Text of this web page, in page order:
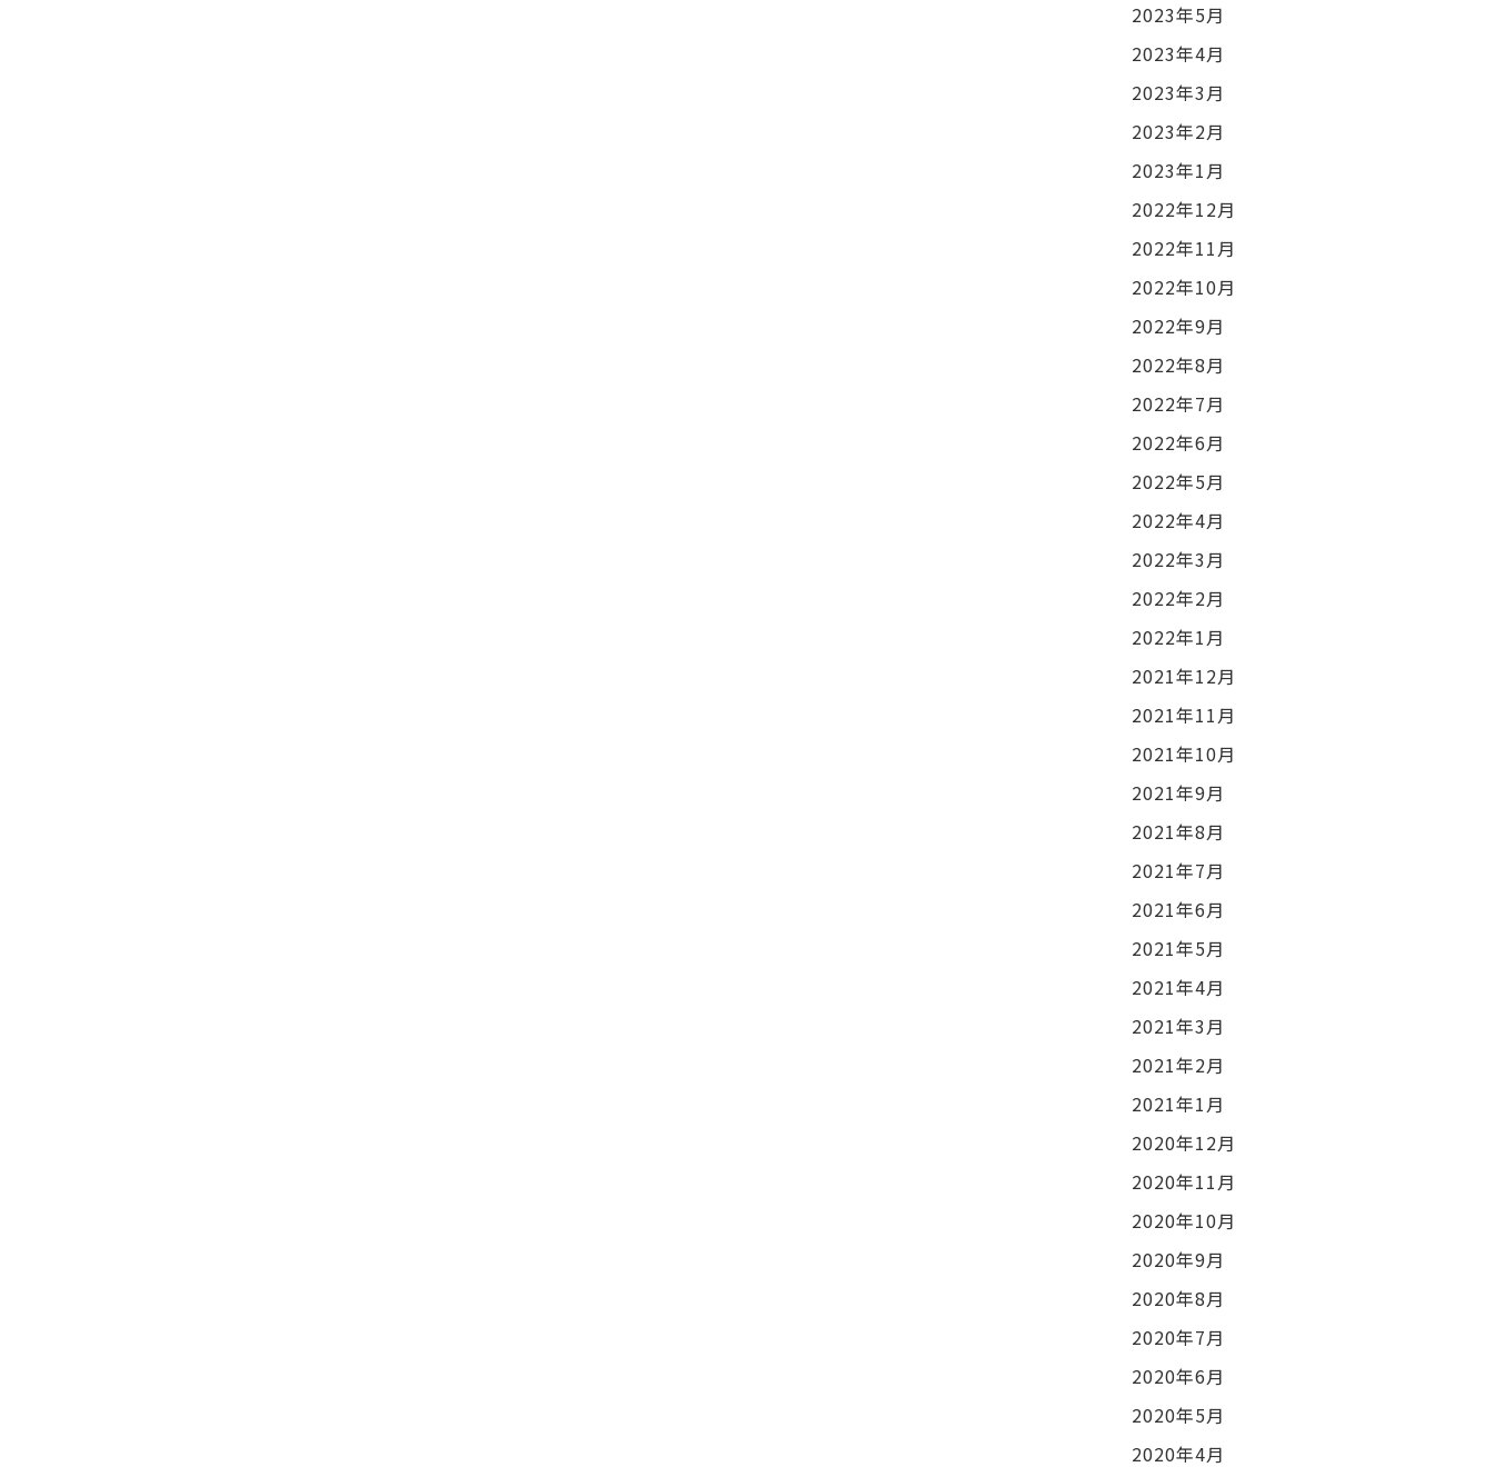
2023年5月
2023年4月
2023年3月
2023年2月
2023年1月
2022年12月
2022年11月
2022年10月
2022年9月
2022年8月
2022年7月
2022年6月
2022年5月
2022年4月
2022年3月
2022年2月
2022年1月
2021年12月
2021年11月
2021年10月
2021年9月
2021年8月
2021年7月
2021年6月
2021年5月
2021年4月
2021年3月
2021年2月
2021年1月
2020年12月
2020年11月
2020年10月
2020年9月
2020年8月
2020年7月
2020年6月
2020年5月
2020年4月